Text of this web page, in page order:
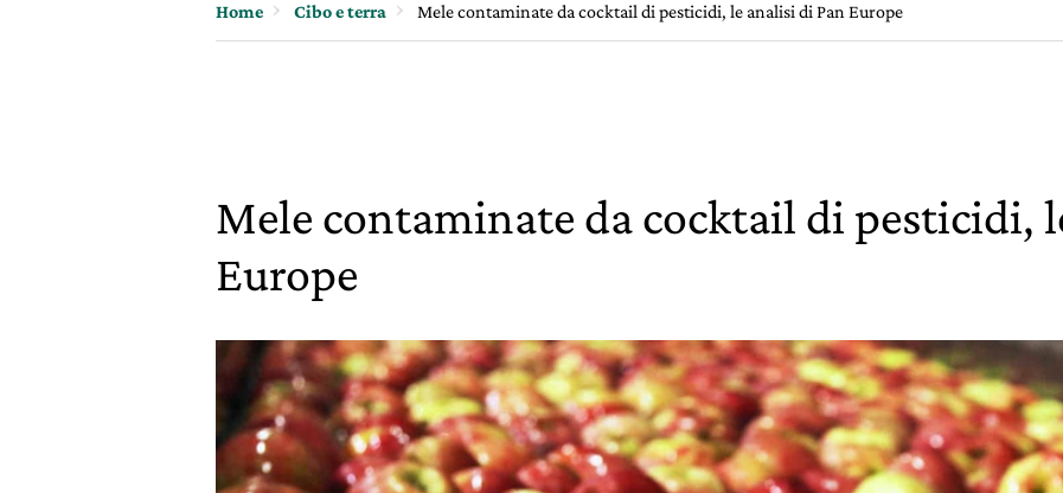
Home Cibo e terra Mele contaminate da cocktail di pesticidi, le analisi di Pan Europe
Mele contaminate da cocktail di pesticidi,
Europe